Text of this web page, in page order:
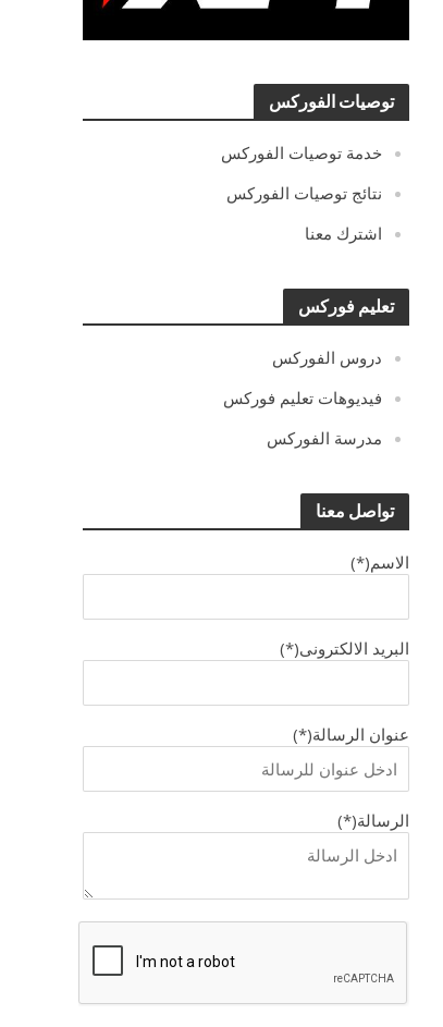
توصيات الفوركس
خدمة توصيات الفوركس
نتائج توصيات الفوركس
اشترك معنا
تعليم فوركس
دروس الفوركس
فيديوهات تعليم فوركس
مدرسة الفوركس
تواصل معنا
الاسم(*)
البريد الالكترونى(*)
عنوان الرسالة(*)
الرسالة(*)